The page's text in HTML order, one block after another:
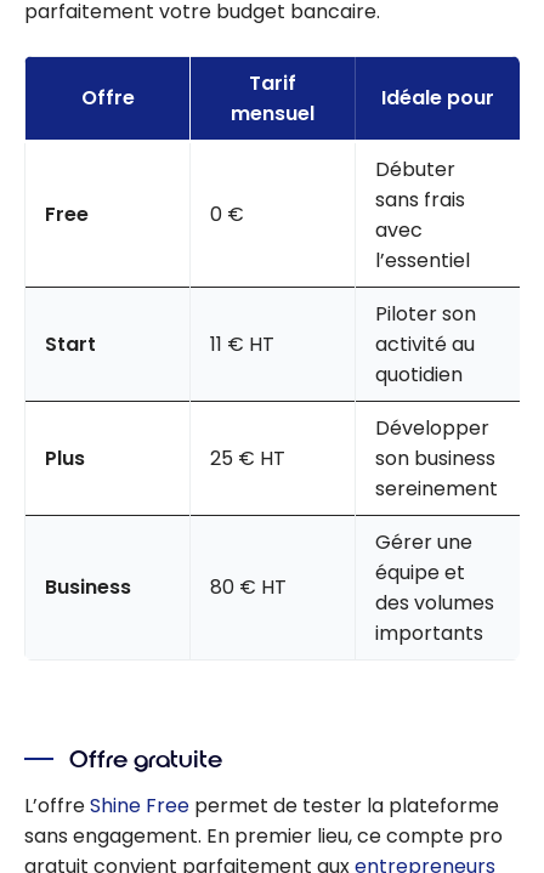
parfaitement votre budget bancaire.
Offre
Tarif
mensuel
Idéale pour
Free 0 €
Débuter
sans frais
avec
l’essentiel
Start 11 € HT
Piloter son
activité au
quotidien
Plus 25 € HT
Développer
son business
sereinement
Business 80 € HT
Gérer une
équipe et
des volumes
importants
Offre gratuite
L’offreShine Free permet de tester la plateforme
sans engagement. En premier lieu, ce compte pro
gratuit convient parfaitement auxentrepreneurs